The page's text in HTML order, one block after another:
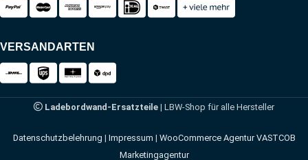
VERSANDARTEN
Ladebordwand-Ersatzteile | LBW-Shop für alle Hersteller
Datenschutzbelehrung | Impressum | WooCommerce Agentur VASTCOB
Marketingagentur